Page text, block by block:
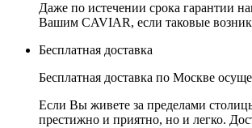
Даже по истечении срока гарантии
Вашим CAVIAR, если таковые
Бесплатная доставка
Бесплатная доставка по Москве
Если Вы живете за пределами
престижно и приятно, но и легко.